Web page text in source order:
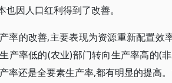
因人口红利得到了改善。
率的改善,主要表现为资源重新配置效
产率低的(农业)部门转向生产率高的(
率还是全要素生产率,都有明显的提高